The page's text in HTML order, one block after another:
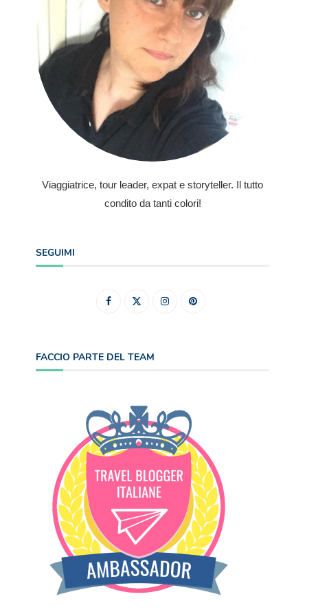
Viaggiatrice, tour leader, expat e storyteller. Il tutto
condito da tanti colori!
SEGUIMI
FACCIO PARTE DEL TEAM